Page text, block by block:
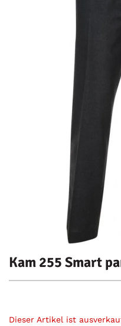
Kam 255 Smart
Dieser Artikel ist